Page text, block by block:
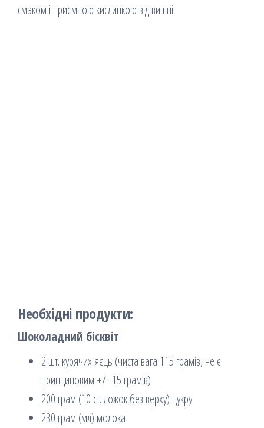
смаком і приємною кислинкою від вишні!
Необхідні продукти:
Шоколадний бісквіт
2 шт. курячих яєць (чиста вага 115 грамів, не є
принциповим +/- 15 грамів)
200 грам (10 ст. ложок без верху) цукру
230 грам (мл) молока